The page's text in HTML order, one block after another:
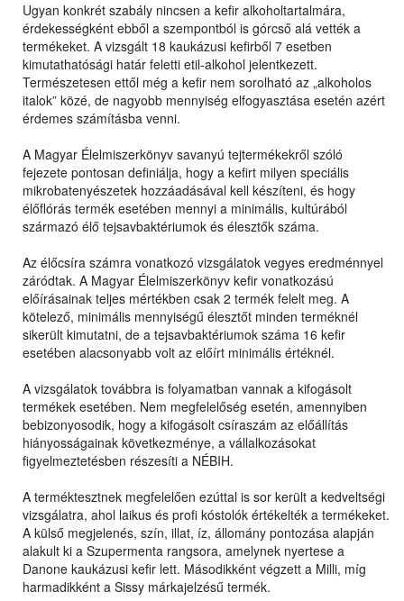
Ugyan konkrét szabály nincsen a kefir alkoholtartalmára,
érdekességként ebből a szempontból is górcső alá vették a
termékeket. A vizsgált 18 kaukázusi kefirből 7 esetben
kimutathatósági határ feletti etil-alkohol jelentkezett.
Természetesen ettől még a kefir nem sorolható az „alkoholos
italok” közé, de nagyobb mennyiség elfogyasztása esetén azért
érdemes számításba venni.
A Magyar Élelmiszerkönyv savanyú tejtermékekről szóló
fejezete pontosan definiálja, hogy a kefirt milyen speciális
mikrobatenyészetek hozzáadásával kell készíteni, és hogy
élőflórás termék esetében mennyi a minimális, kultúrából
származó élő tejsavbaktériumok és élesztők száma.
Az élőcsíra számra vonatkozó vizsgálatok vegyes eredménnyel
záródtak. A Magyar Élelmiszerkönyv kefir vonatkozású
előírásainak teljes mértékben csak 2 termék felelt meg. A
kötelező, minimális mennyiségű élesztőt minden terméknél
sikerült kimutatni, de a tejsavbaktériumok száma 16 kefir
esetében alacsonyabb volt az előírt minimális értéknél.
A vizsgálatok továbbra is folyamatban vannak a kifogásolt
termékek esetében. Nem megfelelőség esetén, amennyiben
bebizonyosodik, hogy a kifogásolt csíraszám az előállítás
hiányosságainak következménye, a vállalkozásokat
figyelmeztetésben részesíti a NÉBIH.
A terméktesztnek megfelelően ezúttal is sor került a kedveltségi
vizsgálatra, ahol laikus és profi kóstolók értékelték a termékeket.
A külső megjelenés, szín, illat, íz, állomány pontozása alapján
alakult ki a Szupermenta rangsora, amelynek nyertese a
Danone kaukázusi kefir lett. Másodikként végzett a Milli, míg
harmadikként a Sissy márkajelzésű termék.